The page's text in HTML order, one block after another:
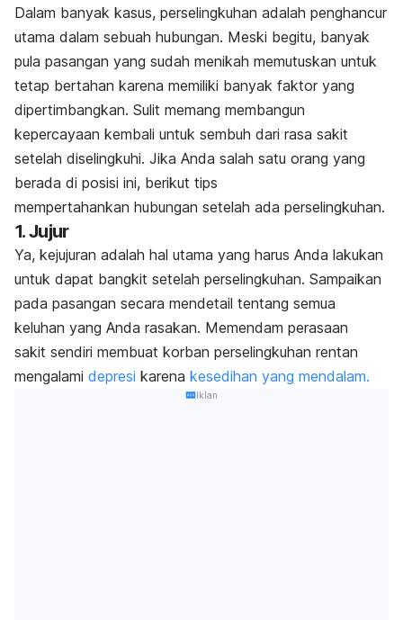
Dalam banyak kasus, perselingkuhan adalah penghancur
utama dalam sebuah hubungan. Meski begitu, banyak
pula pasangan yang sudah menikah memutuskan untuk
tetap bertahan karena memiliki banyak faktor yang
dipertimbangkan. Sulit memang membangun
kepercayaan kembali untuk sembuh dari rasa sakit
setelah diselingkuhi. Jika Anda salah satu orang yang
berada di posisi ini, berikut tips
mempertahankan hubungan setelah ada perselingkuhan.
1. Jujur
Ya, kejujuran adalah hal utama yang harus Anda lakukan
untuk dapat bangkit setelah perselingkuhan. Sampaikan
pada pasangan secara mendetail tentang semua
keluhan yang Anda rasakan. Memendam perasaan
sakit sendiri membuat korban perselingkuhan rentan
mengalami depresi karena kesedihan yang mendalam.
Iklan